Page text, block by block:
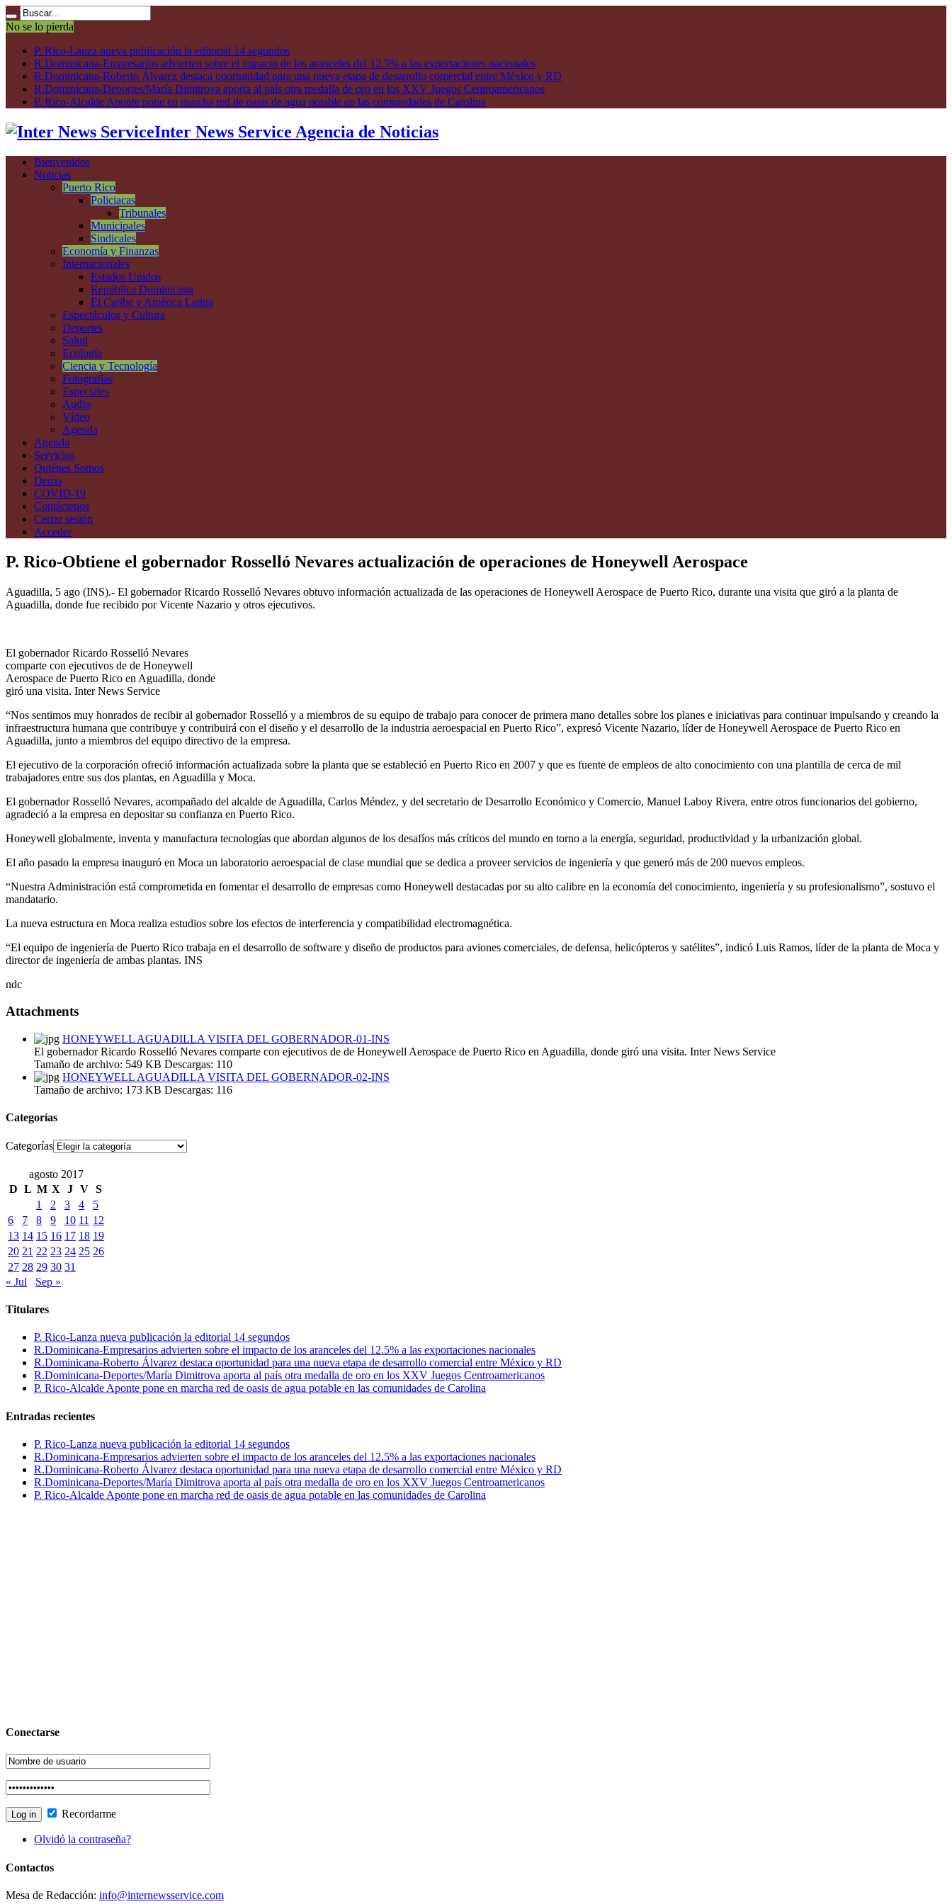
No se lo pierda
P. Rico-Lanza nueva publicación la editorial 14 segundos
R.Dominicana-Empresarios advierten sobre el impacto de los aranceles del 12.5% a las exportaciones nacionales
R.Dominicana-Roberto Álvarez destaca oportunidad para una nueva etapa de desarrollo comercial entre México y RD
R.Dominicana-Deportes/María Dimitrova aporta al país otra medalla de oro en los XXV Juegos Centroamericanos
P. Rico-Alcalde Aponte pone en marcha red de oasis de agua potable en las comunidades de Carolina
Inter News Service Agencia de Noticias
Bienvenidos
Noticias
Puerto Rico
Policiacas
Tribunales
Municipales
Sindicales
Economía y Finanzas
Internacionales
Estados Unidos
República Dominicana
El Caribe y América Latina
Espectáculos y Cultura
Deportes
Salud
Ecología
Ciencia y Tecnología
Fotografías
Especiales
Audio
Vídeo
Agenda
Agenda
Servicios
Quiénes Somos
Demo
COVID-19
Contáctenos
Cerrar sesión
Acceder
P. Rico-Obtiene el gobernador Rosselló Nevares actualización de operaciones de Honeywell Aerospace
Aguadilla, 5 ago (INS).- El gobernador Ricardo Rosselló Nevares obtuvo información actualizada de las operaciones de Honeywell Aerospace de Puerto Rico, durante una visita que giró a la planta de
Aguadilla, donde fue recibido por Vicente Nazario y otros ejecutivos.
El gobernador Ricardo Rosselló Nevares
comparte con ejecutivos de de Honeywell
Aerospace de Puerto Rico en Aguadilla, donde
giró una visita. Inter News Service
“Nos sentimos muy honrados de recibir al gobernador Rosselló y a miembros de su equipo de trabajo para conocer de primera mano detalles sobre los planes e iniciativas para continuar impulsando y creando la
infraestructura humana que contribuye y contribuirá con el diseño y el desarrollo de la industria aeroespacial en Puerto Rico”, expresó Vicente Nazario, líder de Honeywell Aerospace de Puerto Rico en
Aguadilla, junto a miembros del equipo directivo de la empresa.
El ejecutivo de la corporación ofreció información actualizada sobre la planta que se estableció en Puerto Rico en 2007 y que es fuente de empleos de alto conocimiento con una plantilla de cerca de mil
trabajadores entre sus dos plantas, en Aguadilla y Moca.
El gobernador Rosselló Nevares, acompañado del alcalde de Aguadilla, Carlos Méndez, y del secretario de Desarrollo Económico y Comercio, Manuel Laboy Rivera, entre otros funcionarios del gobierno,
agradeció a la empresa en depositar su confianza en Puerto Rico.
Honeywell globalmente, inventa y manufactura tecnologías que abordan algunos de los desafíos más críticos del mundo en torno a la energía, seguridad, productividad y la urbanización global.
El año pasado la empresa inauguró en Moca un laboratorio aeroespacial de clase mundial que se dedica a proveer servicios de ingeniería y que generó más de 200 nuevos empleos.
“Nuestra Administración está comprometida en fomentar el desarrollo de empresas como Honeywell destacadas por su alto calibre en la economía del conocimiento, ingeniería y su profesionalismo”, sostuvo el
mandatario.
La nueva estructura en Moca realiza estudios sobre los efectos de interferencia y compatibilidad electromagnética.
“El equipo de ingeniería de Puerto Rico trabaja en el desarrollo de software y diseño de productos para aviones comerciales, de defensa, helicópteros y satélites”, indicó Luis Ramos, líder de la planta de Moca y
director de ingeniería de ambas plantas. INS
ndc
Attachments
HONEYWELL AGUADILLA VISITA DEL GOBERNADOR-01-INS
El gobernador Ricardo Rosselló Nevares comparte con ejecutivos de de Honeywell Aerospace de Puerto Rico en Aguadilla, donde giró una visita. Inter News Service
Tamaño de archivo: 549 KB Descargas: 110
HONEYWELL AGUADILLA VISITA DEL GOBERNADOR-02-INS
Tamaño de archivo: 173 KB Descargas: 116
Categorías
Categorías
agosto 2017
D L M X J V S
1
2 3 4
5
6
7 8 9 10 11 12
13 14 15 16 17 18 19
20 21 22 23 24 25 26
27 28 29 30 31
« Jul
Sep »
Titulares
P. Rico-Lanza nueva publicación la editorial 14 segundos
R.Dominicana-Empresarios advierten sobre el impacto de los aranceles del 12.5% a las exportaciones nacionales
R.Dominicana-Roberto Álvarez destaca oportunidad para una nueva etapa de desarrollo comercial entre México y RD
R.Dominicana-Deportes/María Dimitrova aporta al país otra medalla de oro en los XXV Juegos Centroamericanos
P. Rico-Alcalde Aponte pone en marcha red de oasis de agua potable en las comunidades de Carolina
Entradas recientes
P. Rico-Lanza nueva publicación la editorial 14 segundos
R.Dominicana-Empresarios advierten sobre el impacto de los aranceles del 12.5% a las exportaciones nacionales
R.Dominicana-Roberto Álvarez destaca oportunidad para una nueva etapa de desarrollo comercial entre México y RD
R.Dominicana-Deportes/María Dimitrova aporta al país otra medalla de oro en los XXV Juegos Centroamericanos
P. Rico-Alcalde Aponte pone en marcha red de oasis de agua potable en las comunidades de Carolina
Conectarse
Recordarme
Olvidó la contraseña?
Contactos
Mesa de Redacción: info@internewsservice.com